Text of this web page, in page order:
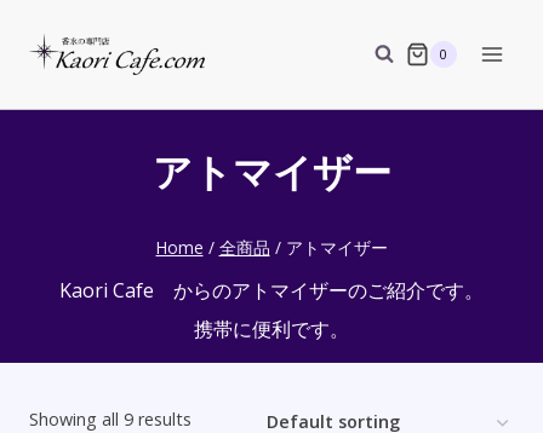
0
アトマイザー
Home / 全商品 / アトマイザー
Kaori Cafe からのアトマイザーのご紹介です。
携帯に便利です。
Showing all 9 results